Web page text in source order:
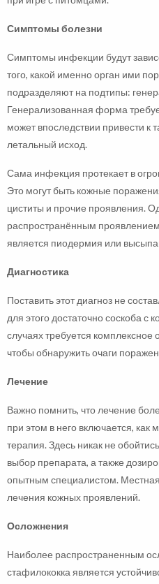
Симптомы болезни
Симптомы инфекции будут
того, какой именно орган ими
подразделяют на подтипы:
Генерализованная форма
может впоследствии привести к
летальный исход.
Сама инфекция протекает в
Это могут быть кожные
циститы и прочие проявления.
распространённым проявлением
является пиодермия или
Диагностика
Поставить этот диагноз не
для этого достаточно соскоба с
случаях требуется комплексное
чтобы обнаружить очаги
Лечение
Важно помнить, что лечение
при этом в него включается, как
терапия. Здесь никак не
выбор препарата, а также
опытным специалистом.
лечения кожных проявлений.
Осложнения
Наиболее распространенным
стафилококка является